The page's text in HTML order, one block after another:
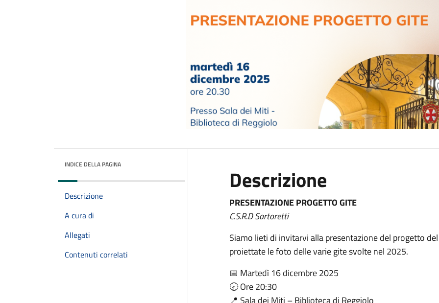
INDICE DELLA PAGINA
Descrizione
A cura di
Allegati
Contenuti correlati
Descrizione
PRESENTAZIONE PROGETTO GITE
C.S.R.D Sartoretti
Siamo lieti di invitarvi alla presentazione del progetto
proiettate le foto delle varie gite svolte nel 2025.
📅 Martedì 16 dicembre 2025
🕣 Ore 20:30
📍 Sala dei Miti – Biblioteca di Reggiolo